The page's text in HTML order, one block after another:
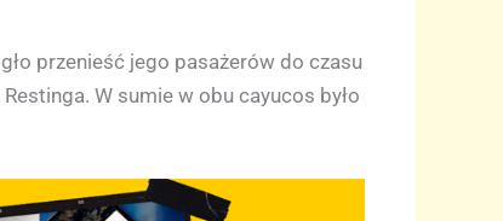
przenieść jego pasażerów do czasu
W sumie w obu cayucos było